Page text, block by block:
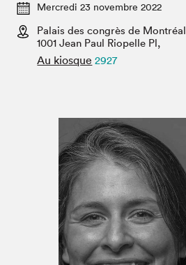
Espace enseignant·e·s
Espace médias
Mercredi 23 novembre 2022
Palais des congrès de Montréal
1001 Jean Paul Riopelle Pl,
Au kiosque 2927